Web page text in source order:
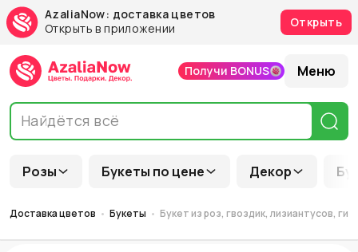
AzaliaNow: доставка цветов
Открыть в приложении
Открыть
Розы Букеты по цене Декор
Получи BONUS Меню
Доставка цветов Букеты Букет из роз, гвоздик, лизиантусов,